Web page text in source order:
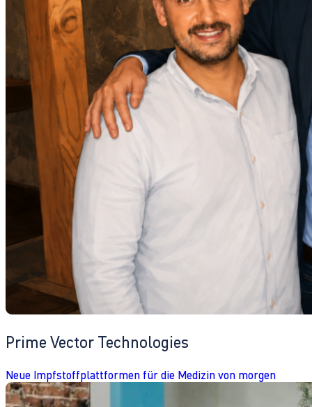
Prime Vector Technologies
Neue Impfstoffplattformen für die Medizin von morgen